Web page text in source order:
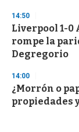
14:50
Liverpool 1-0
rompe la
Degregorio
14:00
¿Morrón o
propiedades